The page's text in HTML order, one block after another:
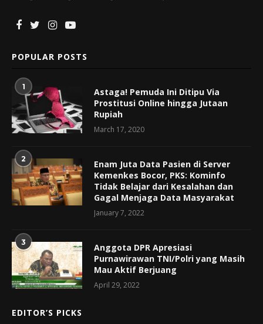
POPULAR POSTS
1
Astaga! Pemuda Ini Ditipu Via
Prostitusi Online hingga Jutaan
Rupiah
March 17, 2020
2
Enam Juta Data Pasien di Server
Kemenkes Bocor, PKS: Kominfo
Tidak Belajar dari Kesalahan dan
Gagal Menjaga Data Masyarakat
January 7, 2022
3
Anggota DPR Apresiasi
Purnawirawan TNI/Polri yang Masih
Mau Aktif Berjuang
April 29, 2022
EDITOR’S PICKS